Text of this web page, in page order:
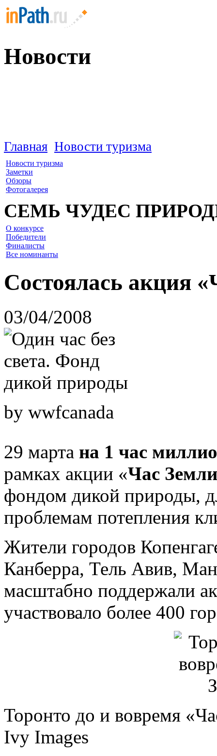
Новости
Главная Новости туризма
Новости туризма
Заметки
Обзоры
Фотогалерея
СЕМЬ ЧУДЕС
О конкурсе
Победители
Финалисты
Все номинанты
Состоялась акция
03/04/2008
by wwfcanada
29 марта на 1 час
рамках акции «Час Земли
фондом дикой природы,
проблемам потепления
Жители городов
Канберра, Тель Авив,
масштабно поддержали
участвовало более 400
Торонто до и вовремя
Ivy Images